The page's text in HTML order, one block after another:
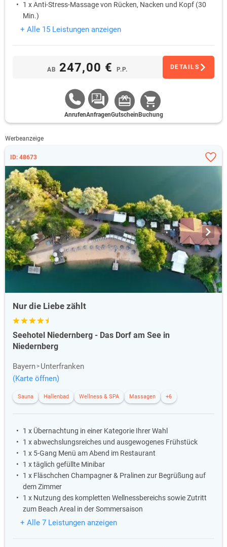
1 x Anti-Stress-Massage von Rücken, Nacken und Kopf (30
Min.)
1 x Fußreflexzonenmassage (30 Min.)
+ Alle 15 Leistungen anzeigen
AB 247,00 € P.P. DETAILS
AnrufenAnfragenGutschein Buchung
Werbeanzeige
ID: 48673
Nur die Liebe zählt
Seehotel Niedernberg - Das Dorf am See in
Niedernberg
Bayern
Unterfranken
(Karte öffnen)
Sauna Hallenbad Wellness & SPA Massagen +6
1 x Übernachtung in einer Kategorie Ihrer Wahl
1 x abwechslungsreiches und ausgewogenes Frühstück
1 x 5-Gang Menü am Abend im Restaurant
1 x täglich gefüllte Minibar
1 x Fläschchen Champagner & Pralinen zur Begrüßung auf
dem Zimmer
1 x Nutzung des kompletten Wellnessbereichs sowie Zutritt
zum Beach Areal in der Sommersaison
+ Alle 7 Leistungen anzeigen